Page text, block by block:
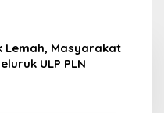
Lemah, Masyarakat
ULP PLN